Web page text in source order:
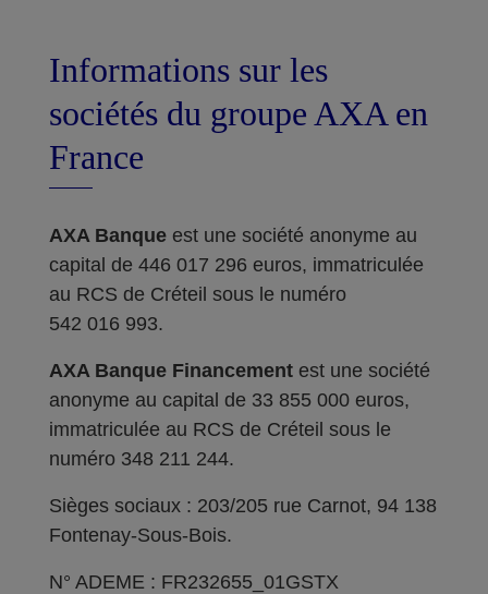
Informations sur les
sociétés du groupe AXA en
France
AXA Banque est une société anonyme au
capital de 446 017 296 euros, immatriculée
au RCS de Créteil sous le numéro
542 016 993.
AXA Banque Financement est une société
anonyme au capital de 33 855 000 euros,
immatriculée au RCS de Créteil sous le
numéro 348 211 244.
Sièges sociaux : 203/205 rue Carnot, 94 138
Fontenay-Sous-Bois.
N° ADEME : FR232655_01GSTX